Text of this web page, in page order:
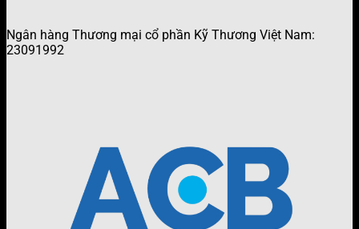
Ngân hàng Thương mại cổ phần Kỹ Thương Việt Nam:
23091992